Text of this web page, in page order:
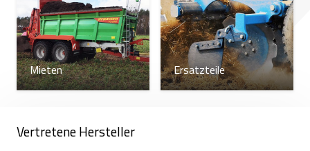
dass sich zwischen den Scheibenreihen jeweils ein
Abweiser befindet, auf den die fliegenden Schollen
treffen. Dadurch werden die einzelnen Schollen
zusätzlich zerkleinert und eine gleichmäßige
Feldbearbeitung gewährleistet.
möchten, bieten wir Ihnen einen Mietservice für
Mieten Ersatzteile
Vertretene Hersteller